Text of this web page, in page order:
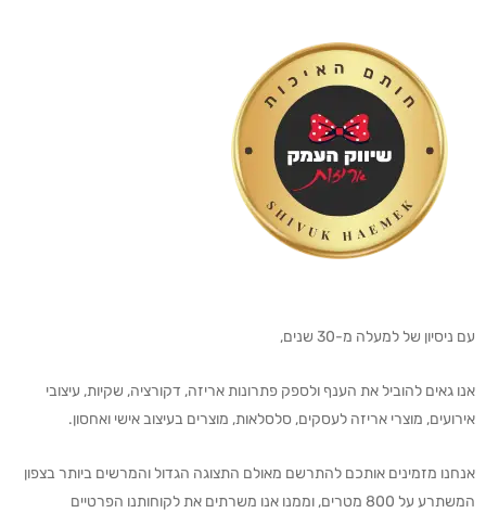
עם ניסיון של למעלה מ-30 שנים,
אנו גאים להוביל את הענף ולספק פתרונות אריזה, דקורציה, שקיות, עיצובי
אירועים, מוצרי אריזה לעסקים, סלסלאות, מוצרים בעיצוב אישי ואחסון.
אנחנו מזמינים אותכם להתרשם מאולם התצוגה הגדול והמרשים ביותר בצפון
המשתרע על 800 מטרים, וממנו אנו משרתים את לקוחותנו הפרטיים